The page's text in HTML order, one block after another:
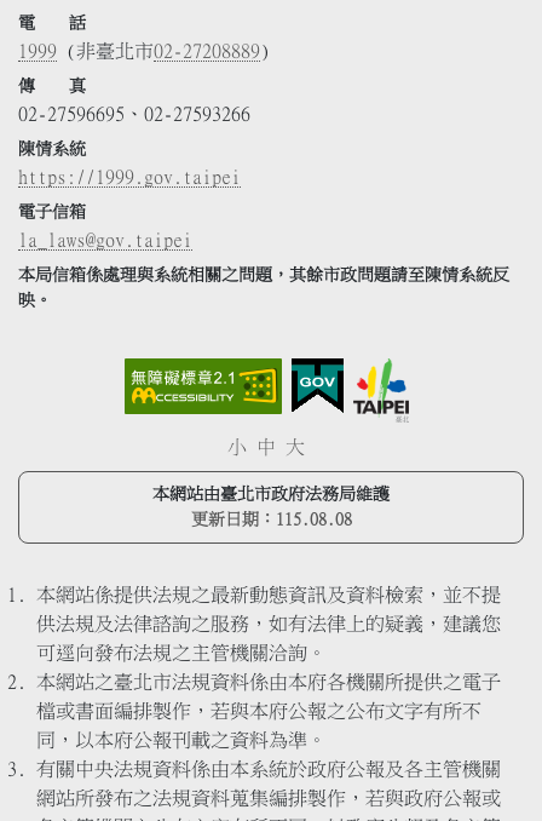
電 話
1999 (非臺北市02-27208889)
傳 真
02-27596695、02-27593266
陳情系統
https://1999.gov.taipei
電子信箱
la_laws@gov.taipei
本局信箱係處理與系統相關之問題，其餘市政問題請至陳情系統反
映。
小 中 大
本網站由臺北市政府法務局維護
更新日期： 115.08.08
本網站係提供法規之最新動態資訊及資料檢索，並不提
供法規及法律諮詢之服務，如有法律上的疑義，建議您
可逕向發布法規之主管機關洽詢。
本網站之臺北市法規資料係由本府各機關所提供之電子
檔或書面編排製作，若與本府公報之公布文字有所不
同，以本府公報刊載之資料為準。
有關中央法規資料係由本系統於政府公報及各主管機關
網站所發布之法規資料蒐集編排製作，若與政府公報或